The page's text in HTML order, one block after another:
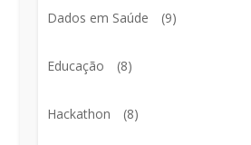
Dados em Saúde (9)
Educação (8)
Hackathon (8)